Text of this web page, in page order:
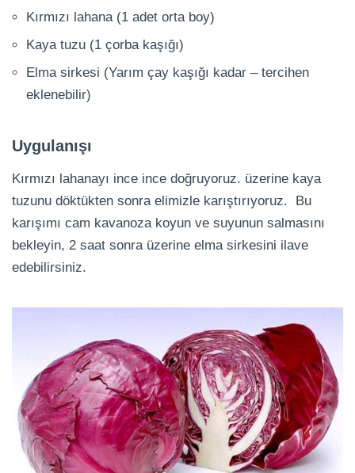
Kırmızı lahana (1 adet orta boy)
Kaya tuzu (1 çorba kaşığı)
Elma sirkesi (Yarım çay kaşığı kadar – tercihen
eklenebilir)
Uygulanışı
Kırmızı lahanayı ince ince doğruyoruz. üzerine kaya
tuzunu döktükten sonra elimizle karıştırıyoruz. Bu
karışımı cam kavanoza koyun ve suyunun salmasını
bekleyin, 2 saat sonra üzerine elma sirkesini ilave
edebilirsiniz.